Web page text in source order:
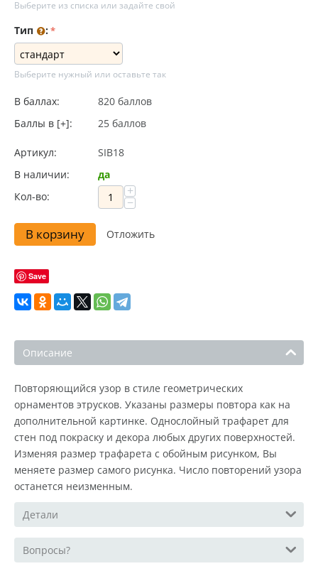
Выберите из списка или задайте свой
Тип :
Выберите нужный или оставьте так
В баллах:
820 баллов
Баллы в [+]:
25 баллов
Артикул:
SIB18
В наличии:
да
Кол-во:
+
−
В корзину Отложить
Save
Описание
Повторяющийся узор в стиле геометрических
орнаментов этрусков. Указаны размеры повтора как на
дополнительной картинке. Однослойный трафарет для
стен под покраску и декора любых других поверхностей.
Изменяя размер трафарета с обойным рисунком, Вы
меняете размер самого рисунка. Число повторений узора
останется неизменным.
Детали
Вопросы?